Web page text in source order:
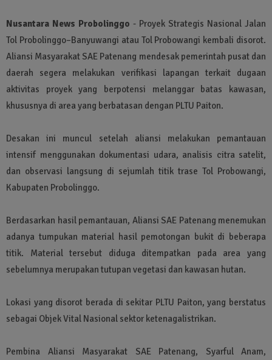
Nusantara News Probolinggo - Proyek Strategis Nasional Jalan
Tol Probolinggo–Banyuwangi atau Tol Probowangi kembali disorot.
Aliansi Masyarakat SAE Patenang mendesak pemerintah pusat dan
daerah segera melakukan verifikasi lapangan terkait dugaan
aktivitas proyek yang berpotensi melanggar batas kawasan,
khususnya di area yang berbatasan dengan PLTU Paiton.
Desakan ini muncul setelah aliansi melakukan pemantauan
intensif menggunakan dokumentasi udara, analisis citra satelit,
dan observasi langsung di sejumlah titik trase Tol Probowangi,
Kabupaten Probolinggo.
Berdasarkan hasil pemantauan, Aliansi SAE Patenang menemukan
adanya tumpukan material hasil pemotongan bukit di beberapa
titik. Material tersebut diduga ditempatkan pada area yang
sebelumnya merupakan tutupan vegetasi dan kawasan hutan.
Lokasi yang disorot berada di sekitar PLTU Paiton, yang berstatus
sebagai Objek Vital Nasional sektor ketenagalistrikan.
Pembina Aliansi Masyarakat SAE Patenang, Syarful Anam,